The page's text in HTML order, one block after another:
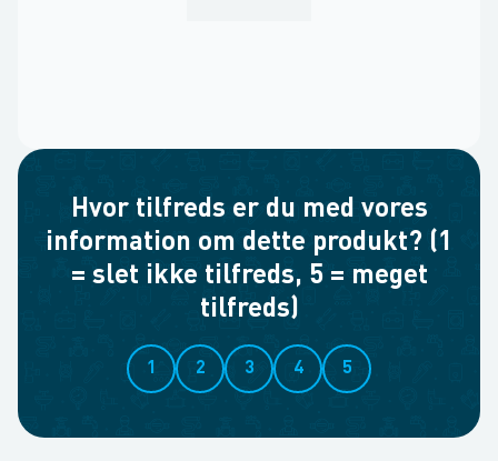
Hvor tilfreds er du med vores
information om dette produkt? (1
= slet ikke tilfreds, 5 = meget
tilfreds)
1 2 3 4 5